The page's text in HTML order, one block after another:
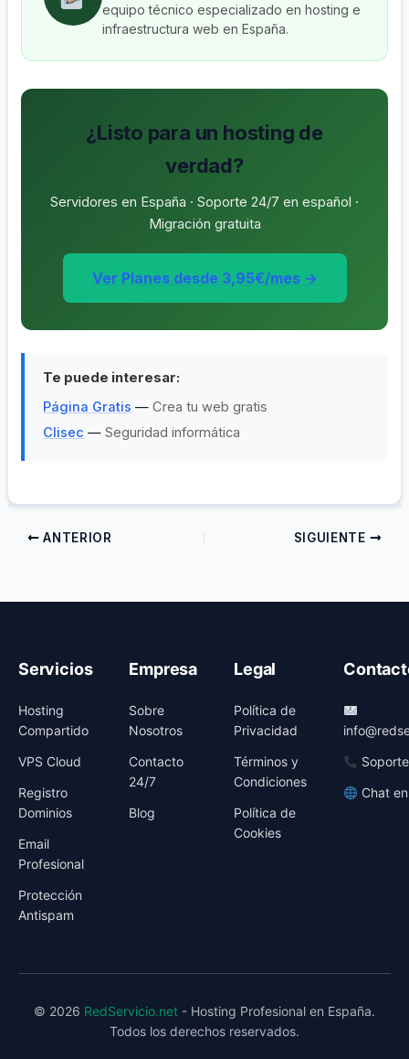
equipo técnico especializado en hosting e
infraestructura web en España.
¿Listo para un hosting de
verdad?
Servidores en España · Soporte 24/7 en español ·
Migración gratuita
Ver Planes desde 3,95€/mes →
Te puede interesar:
Página Gratis —Crea tu web gratis
Clisec —Seguridad informática
ANTERIOR SIGUIENTE
Servicios
Hosting
Compartido
VPS Cloud
Registro
Dominios
Email
Profesional
Protección
Antispam
Empresa
Sobre
Nosotros
Contacto
24/7
Blog
Legal
Política de
Privacidad
Términos y
Condiciones
Política de
Cookies
Chat
© 2026 RedServicio.net - Hosting Profesional en España.
Todos los derechos reservados.